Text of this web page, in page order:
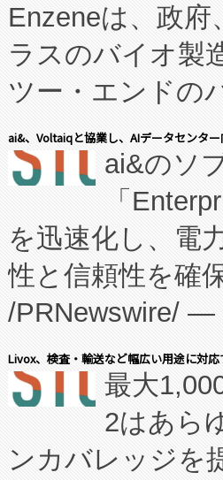
Enzeneは、政
ラスのバイオ製
ツー・エンドの
表しました。 同
manufacturing™
たNeXは、バ
従来のフェッド
に、患者やサプ
キー方式で拡張
す。FCCM‑を
患者にとっての
のアクセスを大
Fully-
ai&、Voltaiqと協業し、AIデータセンタ
ai&のソ
「
を迅速化し、電
性と信頼性を確
/PRNewswire/ —
会社エーアイ・
President原信
ードする
ーエネルギー貯
Livox、検査・輸送など幅広い用途に対
最大
2はあら
ンカバレッジを